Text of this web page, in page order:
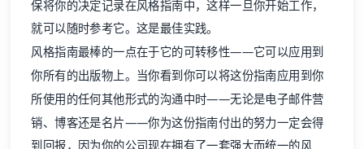
保将你的决定记录在风格指南中，这样一旦你开始工作，
就可以随时参考它。这是最佳实践。
风格指南最棒的一点在于它的可转移性——它可以应用到
你所有的出版物上。当你看到你可以将这份指南应用到你
所使用的任何其他形式的沟通中时——无论是电子邮件营
销、博客还是名片——你为这份指南付出的努力一定会得
到回报，因为你的公司现在拥有了一套强大而统一的风